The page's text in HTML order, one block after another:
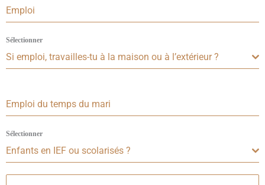
Emploi
Sélectionner
Si emploi, travailles-tu à la maison ou à l’extérieur ?
Emploi du temps du mari
Sélectionner
Enfants en IEF ou scolarisés ?